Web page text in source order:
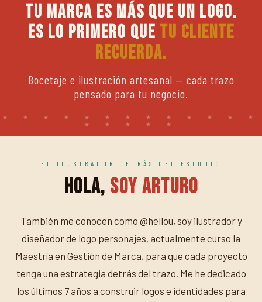
Tu marca es más que un logo.
Es lo primero que tu cliente
recuerda.
Bocetaje e ilustración artesanal — cada trazo
pensado para tu negocio.
EL ILUSTRADOR DETRÁS DEL ESTUDIO
Hola, soy Arturo
También me conocen como @hellou, soy ilustrador y
diseñador de logo personajes, actualmente curso la
Maestría en Gestión de Marca, para que cada proyecto
tenga una estrategia detrás del trazo. Me he dedicado
los últimos 7 años a construir logos e identidades para